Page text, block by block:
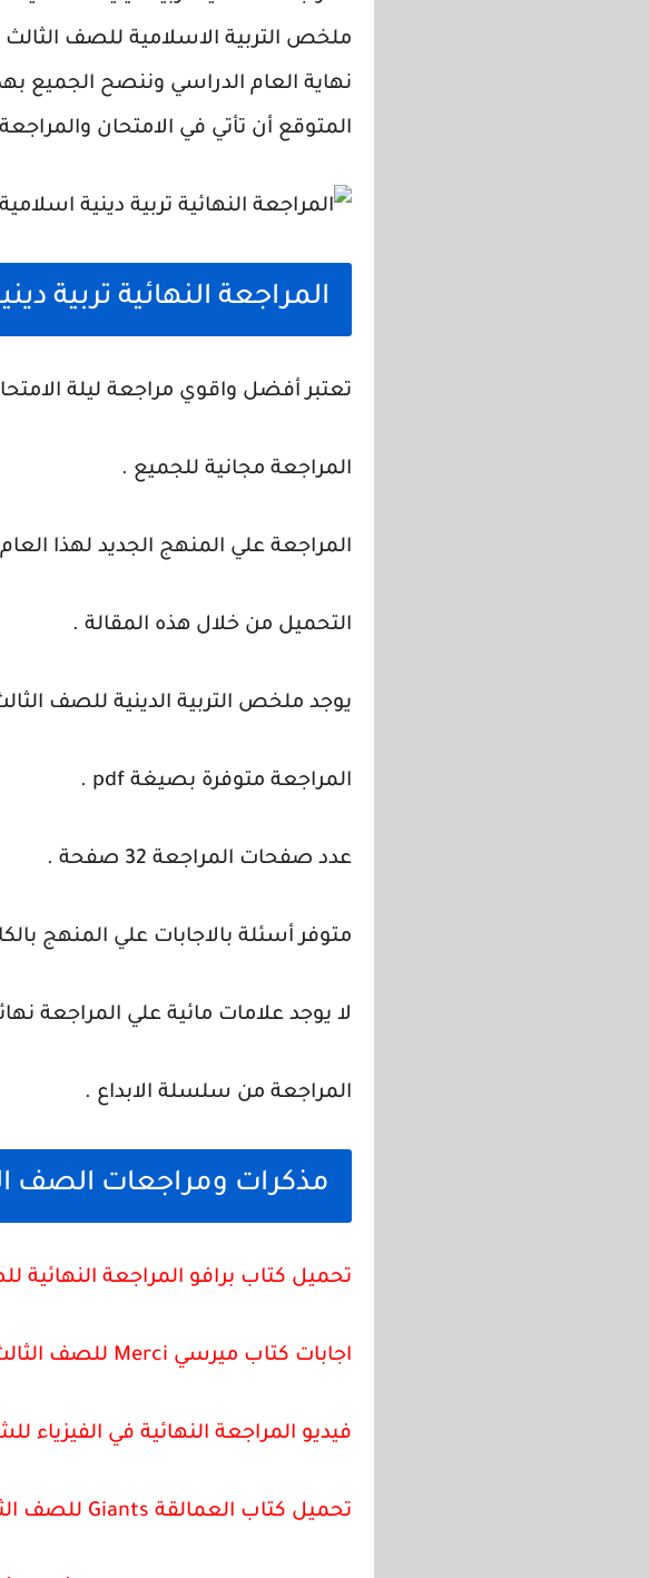
نهاية العام الدراسي وننصح الجميع
المتوقع أن تأتي في الامتحان
المراجعة النهائية تربية
تعتبر أفضل واقوي مراجعة ليلة
المراجعة مجانية للجميع .
المراجعة علي المنهج الجديد لهذا
التحميل من خلال هذه المقالة .
يوجد ملخص التربية الدينية للصف
المراجعة متوفرة بصيغة pdf .
عدد صفحات المراجعة 32 صفحة .
متوفر أسئلة بالاجابات علي المنهج
لا يوجد علامات مائية علي المراجعة
المراجعة من سلسلة الابداع .
مذكرات ومراجعات الصف
تحميل كتاب برافو المراجعة النهائية
اجابات كتاب ميرسي Merci للصف الثالث الثانوي pdf المراجعة النهائية
فيديو المراجعة النهائية في الفيزياء
تحميل كتاب العمالقة Giants للصف الثالث الثانوى المراجعة النهائية لغة انجليزية